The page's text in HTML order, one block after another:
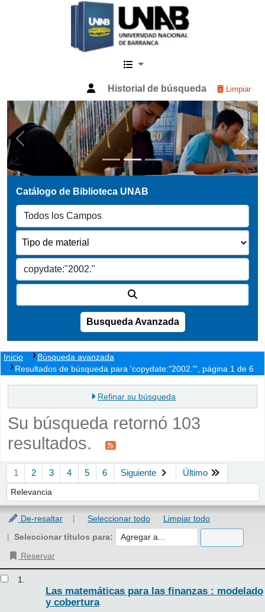
Catalogo Web UNAB
Historial de búsqueda Limpiar
Previous Next
Busqueda Avanzada
Inicio
Búsqueda avanzada
Resultados de búsqueda para 'copydate:"2002."', página 1 de 6
Refinar su búsqueda
Su búsqueda retornó 103
resultados.
1 2 3 4 5 6 Siguiente Último
Ordenar por:
De-resaltar Seleccionar todo
Limpiar todo
Seleccionar títulos para:
Reservar
1.
Las matemáticas para las finanzas : modelado
y cobertura